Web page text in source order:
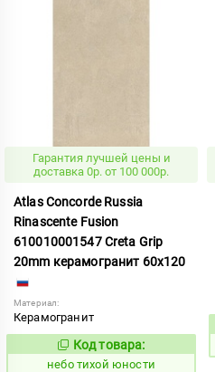
Гарантия лучшей цены и
доставка 0р. от 100 000р.
Atlas Concorde Russia
Rinascente Fusion
610010001547 Creta Grip
20mm керамогранит 60x120
Материал:
Керамогранит
1122123
Код товара:
небо тихой юности